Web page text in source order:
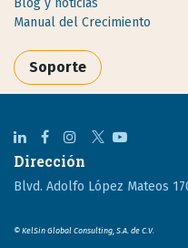
Blog y noticias
Manual del Crecimiento
Soporte
Dirección
Blvd. Adolfo López Mateos
© KelSin Global Consulting, S.A. de C.V.